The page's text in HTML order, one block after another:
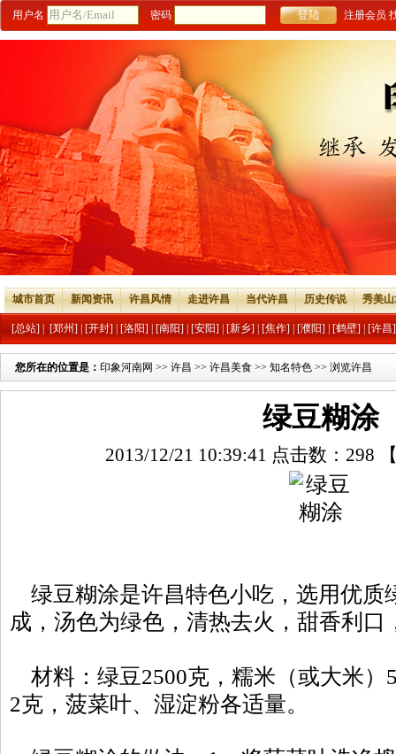
用户名 密码 注册会员
城市首页 新闻资讯 许昌风情 走进许昌 当代许昌 历史传说 秀美
[总站] [郑州] [开封] [洛阳] [南阳] [安阳] [新乡] [焦作] [濮阳] [鹤壁] [许昌]
您所在的位置是： 印象河南网 >> 许昌 >> 许昌美食 >> 知名特色 >> 浏览许昌
绿豆糊涂
2013/12/21 10:39:41 点击数： 298
绿豆糊涂是许昌特色小吃，选用优质
成，汤色为绿色，清热去火，甜香利口
材料：绿豆2500克，糯米（或大米）
2克，菠菜叶、湿淀粉各适量。